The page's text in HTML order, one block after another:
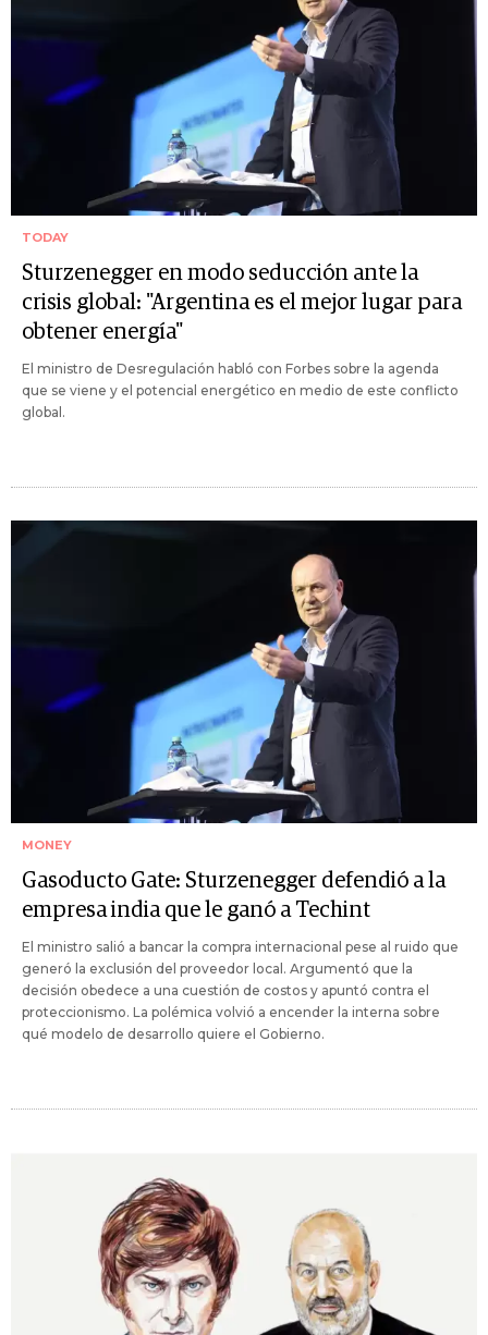
TODAY
Sturzenegger en modo seducción ante la
crisis global: "Argentina es el mejor lugar para
obtener energía"
El ministro de Desregulación habló con Forbes sobre la agenda
que se viene y el potencial energético en medio de este conflicto
global.
MONEY
Gasoducto Gate: Sturzenegger defendió a la
empresa india que le ganó a Techint
El ministro salió a bancar la compra internacional pese al ruido que
generó la exclusión del proveedor local. Argumentó que la
decisión obedece a una cuestión de costos y apuntó contra el
proteccionismo. La polémica volvió a encender la interna sobre
qué modelo de desarrollo quiere el Gobierno.